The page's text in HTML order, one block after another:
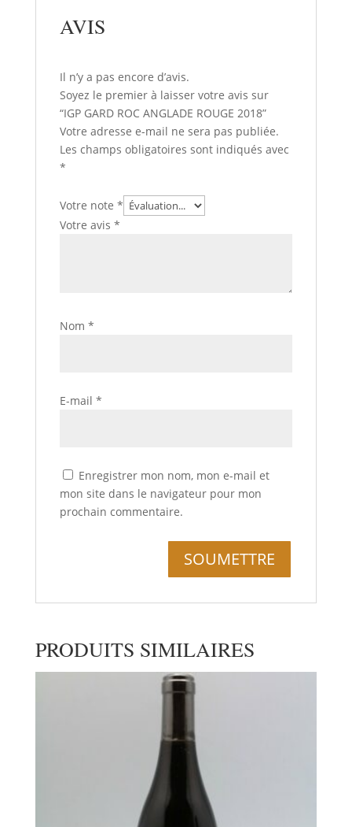
AVIS
Il n’y a pas encore d’avis.
Soyez le premier à laisser votre avis sur
“IGP GARD ROC ANGLADE ROUGE 2018”
Votre adresse e-mail ne sera pas publiée.
Les champs obligatoires sont indiqués avec
*
Votre note *
Votre avis *
Nom *
E-mail *
Enregistrer mon nom, mon e-mail et
mon site dans le navigateur pour mon
prochain commentaire.
PRODUITS SIMILAIRES